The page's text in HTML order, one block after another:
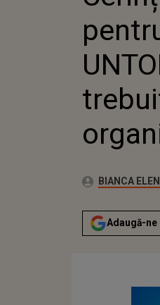
Autor:BIANCA
Adaugă-ne